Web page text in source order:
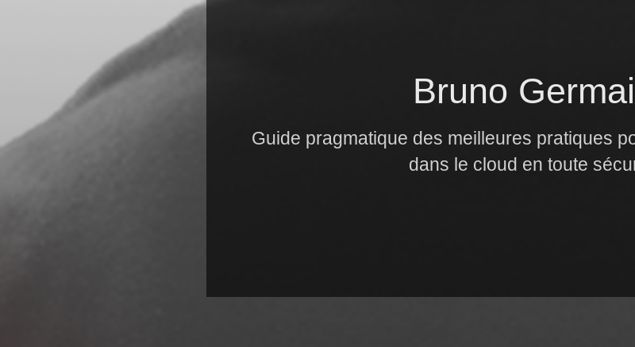
Bruno
Guide pragmatique des meilleures pratiques
dans le cloud en toute